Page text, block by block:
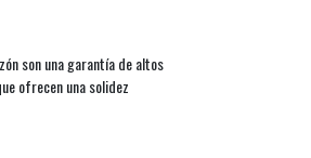
son una garantía de altos
ofrecen una solidez